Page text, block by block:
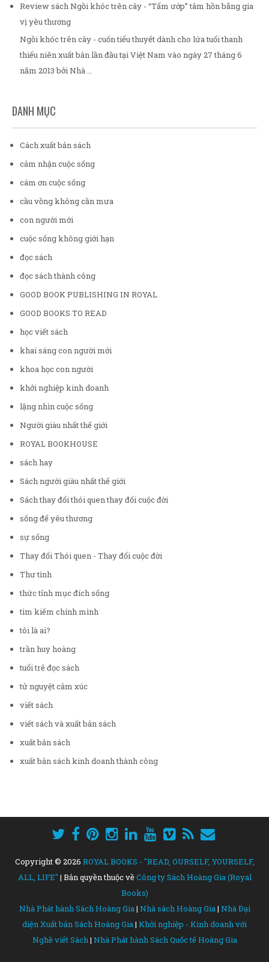
Review sách Ngồi khóc trên cây - “Tẩm ướp” tâm hồn bằng gia
vị yêu thương
Ngồi khóc trên cây - cuốn tiểu thuyết dành cho lứa tuổi thanh
thiếu niên xuất bản lần đầu tại Việt Nam vào ngày 27 tháng 6
năm 2013 bởi Nhà ...
DANH MỤC
Cách xuất bản sách
cảm nhận cuộc sống
cám ơn cuộc sống
cầu vồng không cần mưa
con người mới
cuộc sống không giới hạn
đọc sách
đọc sách thành công
GOOD BOOK PUBLISHING IN ROYAL
GOOD BOOKS TO READ
học viết sách
khai sáng con người mới
khoa học con người
khởi nghiệp kinh doanh
lặng nhìn cuộc sống
Người giàu nhất thế giới
ROYAL BOOKHOUSE
sách hay
Sách người giàu nhất thế giới
Sách thay đổi thói quen thay đổi cuộc đời
sống để yêu thương
sự sống
Thay đổi Thói quen - Thay đổi cuộc đời
Thư tình
thức tỉnh mục đích sống
tìm kiếm chính mình
tôi là ai?
trần huy hoàng
tuổi trẻ đọc sách
tử nguyệt cảm xúc
viết sách
viết sách và xuất bản sách
xuất bản sách
xuất bản sách kinh doanh thành công
Copyright © 2026 ROYAL BOOKS - "READ, OURSELF, YOURSELF,
ALL, LIFE" | Bản quyền thuộc vềCông ty Sách Hoàng Gia (Royal
Books)
Nhà Phát hành Sách Hoàng Gia| Nhà sách Hoàng Gia| Nhà Đại
diện Xuất bản Sách Hoàng Gia| Khởi nghiệp - Kinh doanh với
Nghề viết Sách| Nhà Phát hành Sách Quốc tế Hoàng Gia